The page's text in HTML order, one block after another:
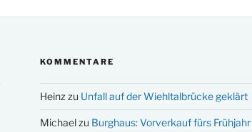
KOMMENTARE
Heinz zu Unfall auf der Wiehltalbrücke geklärt
Michaelzu Burghaus: Vorverkauf fürs